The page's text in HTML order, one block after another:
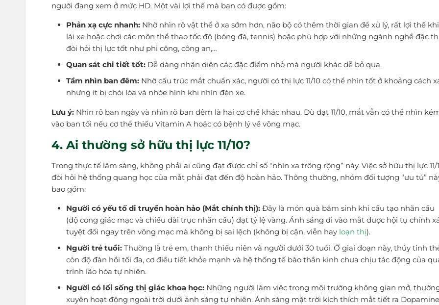
người đang xem ở mức HD. Một vài lợi thế mà bạn có được gồm:
Phản xạ cực nhanh:Nhờ nhìn rõ vật thể ở xa sớm hơn, não bộ có thêm thời gian để xử lý, rất lợi thế khi
lái xe hoặc chơi các môn thể thao tốc độ (bóng đá, tennis) hoặc phù hợp với những ngành nghề đặc
đòi hỏi thị lực tốt như phi công, công an,…
Quan sát chi tiết tốt:Dễ dàng nhận diện các đặc điểm nhỏ mà người khác dễ bỏ qua.
Tầm nhìn ban đêm:Nhờ cấu trúc mắt chuẩn xác, người có thị lực 11/10 có thể nhìn tốt ở khoảng cách
nhưng ít bị chói lóa và nhòe hình khi nhìn đèn xe.
Lưu ý: Nhìn rõ ban ngày và nhìn rõ ban đêm là hai cơ chế khác nhau. Dù đạt 11/10, mắt vẫn có thể nhìn
vào ban tối nếu cơ thể thiếu Vitamin A hoặc có bệnh lý về võng mạc.
4. Ai thường sở hữu thị lực 11/10?
Trong thực tế lâm sàng, không phải ai cũng đạt được chỉ số “nhìn xa trông rộng” này. Việc sở hữu thị lực 11/
đòi hỏi hệ thống quang học của mắt phải đạt đến độ hoàn hảo. Thông thường, nhóm đối tượng “ưu tú”
bao gồm:
Người có yếu tố di truyền hoàn hảo (Mắt chính thị):Đây là món quà bẩm sinh khi cấu tạo nhãn cầu
(độ cong giác mạc và chiều dài trục nhãn cầu) đạt tỷ lệ vàng. Ánh sáng đi vào mắt được hội tụ chính
tuyệt đối ngay trên võng mạc mà không bị sai lệch (không bị cận, viễn hay loạn thị).
Người trẻ tuổi:Thường là trẻ em, thanh thiếu niên và người dưới 30 tuổi. Ở giai đoạn này, thủy tinh
còn độ đàn hồi tối đa, cơ điều tiết khỏe mạnh và hệ thống tế bào thần kinh chưa chịu tác động của
trình lão hóa tự nhiên.
Người có lối sống thị giác khoa học:Những người làm việc trong môi trường không gian mở,
xuyên hoạt động ngoài trời dưới ánh sáng tự nhiên. Ánh sáng mặt trời kích thích mắt tiết ra